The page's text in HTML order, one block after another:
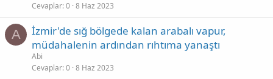
Cevaplar 0 8 Haz 2023
A
İzmir'de sığ bölgede kalan arabalı vapur,
müdahalenin ardından rıhtıma yanaştı
Abi
Cevaplar 0 8 Haz 2023